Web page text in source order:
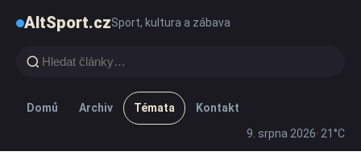
AltSport.czSport, kultura a zábava
Domů Archiv Témata
Kontakt
9. srpna 2026· 21°C